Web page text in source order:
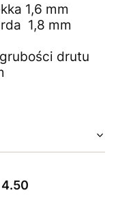
1,6 mm
1,8 mm
drutu
4.50